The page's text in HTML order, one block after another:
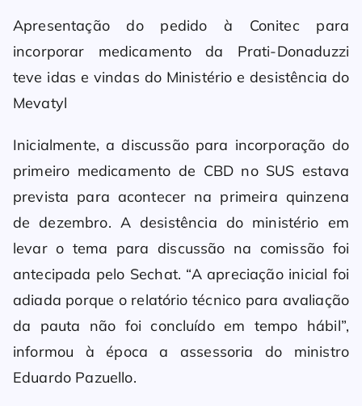
Apresentação do pedido à Conitec para
incorporar medicamento da Prati-Donaduzzi
teve idas e vindas do Ministério e desistência do
Mevatyl
Inicialmente, a discussão para incorporação do
primeiro medicamento de CBD no SUS estava
prevista para acontecer na primeira quinzena
de dezembro. A desistência do ministério em
levar o tema para discussão na comissão foi
antecipada pelo Sechat. “A apreciação inicial foi
adiada porque o relatório técnico para avaliação
da pauta não foi concluído em tempo hábil”,
informou à época a assessoria do ministro
Eduardo Pazuello.